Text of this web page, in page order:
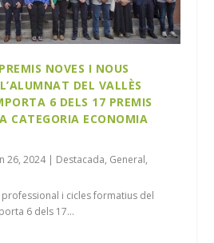
NOVES I NOUS
DEL VALLÈS
6 DELS 17 PREMIS
CATEGORIA ECONOMIA
26, 2024| Destacada, General,
i cicles formatius del
6 dels 17...